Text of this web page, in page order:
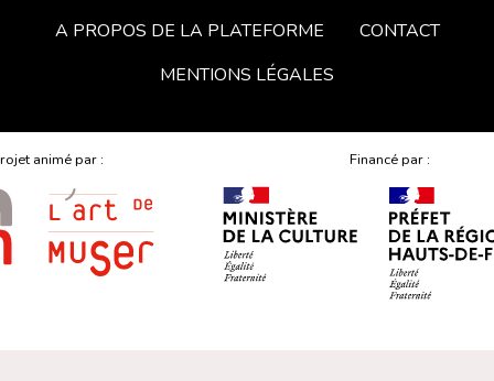
A PROPOS DE LA PLATEFORME
CONTACT
MENTIONS LÉGALES
animé par : Financé par :